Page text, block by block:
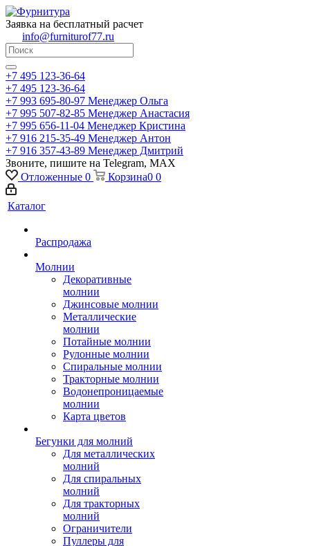
Заявка на бесплатный расчет
info@furniturof77.ru
+7 495 123-36-64
+7 495 123-36-64
+7 993 695-80-97 Менеджер Ольга
+7 995 507-82-85 Менеджер Анастасия
+7 995 656-11-04 Менеджер Кристина
+7 916 215-35-49 Менеджер Антон
+7 916 357-43-89 Менеджер Дмитрий
Звоните, пишите на Telegram, MAX
Отложенные 0 Корзина0 0
Каталог
Распродажа
Молнии
Декоративные
молнии
Джинсовые молнии
Металлические
молнии
Потайные молнии
Рулонные молнии
Спиральные молнии
Тракторные молнии
Водонепроницаемые
молнии
Карта цветов
Бегунки для молний
Для металлических
молний
Для спиральных
молний
Для тракторных
молний
Ограничители
Пуллеры для